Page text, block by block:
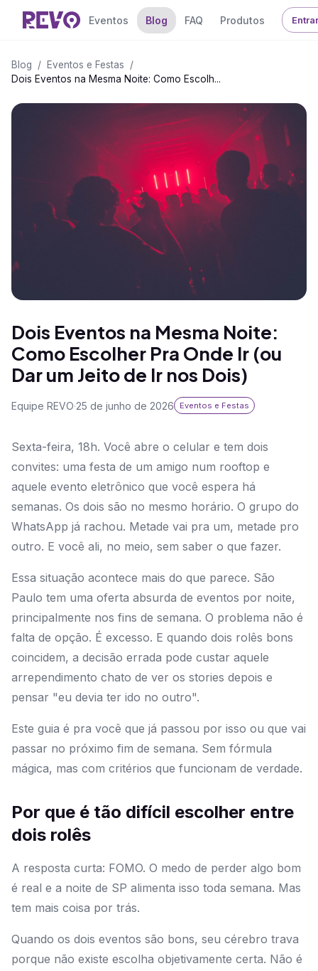
Eventos Blog FAQ Produtos
Blog / Eventos e Festas
/
Dois Eventos na Mesma Noite: Como Escolh...
Dois Eventos na Mesma Noite:
Como Escolher Pra Onde Ir (ou
Dar um Jeito de Ir nos Dois)
Equipe REVO·25 de junho de 2026 Eventos e Festas
Sexta-feira, 18h. Você abre o celular e tem dois
convites: uma festa de um amigo num rooftop e
aquele evento eletrônico que você espera há
semanas. Os dois são no mesmo horário. O grupo do
WhatsApp já rachou. Metade vai pra um, metade pro
outro. E você ali, no meio, sem saber o que fazer.
Essa situação acontece mais do que parece. São
Paulo tem uma oferta absurda de eventos por noite,
principalmente nos fins de semana. O problema não é
falta de opção. É excesso. E quando dois rolês bons
coincidem, a decisão errada pode custar aquele
arrependimento chato de ver os stories depois e
pensar "eu devia ter ido no outro".
Este guia é pra você que já passou por isso ou que vai
passar no próximo fim de semana. Sem fórmula
mágica, mas com critérios que funcionam de verdade.
Por que é tão difícil escolher entre
dois rolês
A resposta curta: FOMO. O medo de perder algo bom
é real e a noite de SP alimenta isso toda semana. Mas
tem mais coisa por trás.
Quando os dois eventos são bons, seu cérebro trava
porque não existe escolha objetivamente certa. Não é